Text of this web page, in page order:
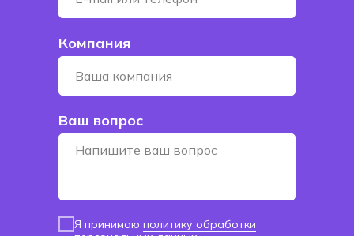
Компания
Ваш вопрос
Я принимаю политику обработки